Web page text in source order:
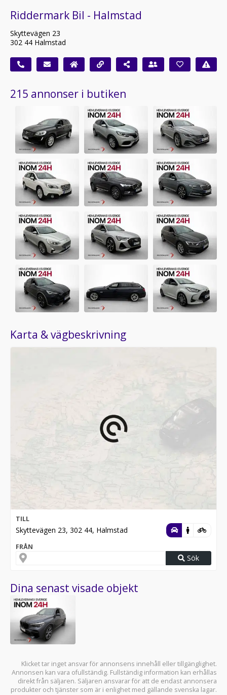
Riddermark Bil - Halmstad
Skyttevägen 23
302 44 Halmstad
215 annonser i butiken
Karta & vägbeskrivning
TILL
Skyttevägen 23, 302 44, Halmstad
FRÅN
Sök
Dina senast visade objekt
Klicket tar inget ansvar för annonsens innehåll eller tillgänglighet.
Annonsen kan vara ofullständig. Fullständig information kan erhållas
direkt från säljaren. Säljaren ansvarar för att de endast annonsera
produkter och tjänster som är i enlighet med gällande svenska lagar.